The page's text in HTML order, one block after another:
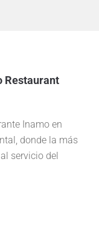
Restaurant
Inamo en
donde la más
servicio del